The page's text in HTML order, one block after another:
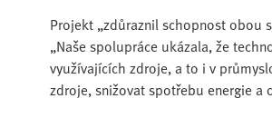
Projekt „zdůraznil schopnost obou
„Naše spolupráce ukázala, že
využívajících zdroje, a to i v
zdroje, snižovat spotřebu energie a